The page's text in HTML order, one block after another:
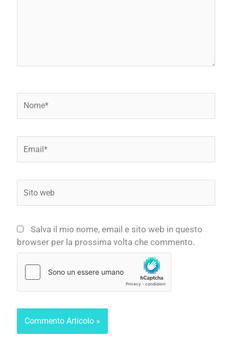
web
Salva il mio nome, email e sito web in questo
browser per la prossima volta che commento.